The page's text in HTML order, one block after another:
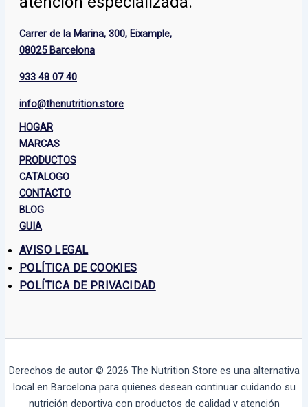
Carrer de la Marina, 300, Eixample,
08025 Barcelona
933 48 07 40
info@thenutrition.store
HOGAR
MARCAS
PRODUCTOS
CATALOGO
CONTACTO
BLOG
GUIA
AVISO LEGAL
POLÍTICA DE COOKIES
POLÍTICA DE PRIVACIDAD
Derechos de autor © 2026 The Nutrition Store es una alternativa
local en Barcelona para quienes desean continuar cuidando su
nutrición deportiva con productos de calidad y atención